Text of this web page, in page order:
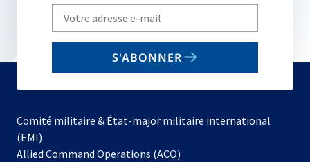
Write
your
email
S'ABONNER
Comité militaire & État-major militaire international
(EMI)
Allied Command Operations (ACO)